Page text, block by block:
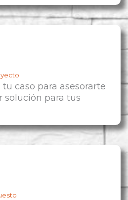
caso para asesorarte
solución para tus